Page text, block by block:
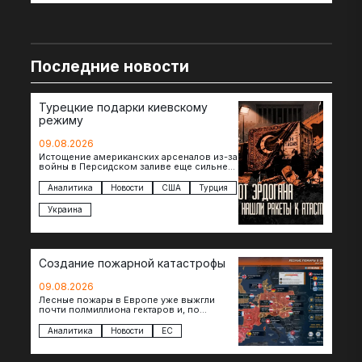
Последние новости
Турецкие подарки киевскому
режиму
09.08.2026
Истощение американских арсеналов из-за
войны в Персидском заливе еще сильнее
американских ракет т.н. Украине. И…
Аналитика Новости США Турция
Украина
Создание пожарной катастрофы
09.08.2026
Лесные пожары в Европе уже выжгли
почти полмиллиона гектаров и, по
экономике в €15,6–19,1 млрд. К…
Аналитика Новости ЕС